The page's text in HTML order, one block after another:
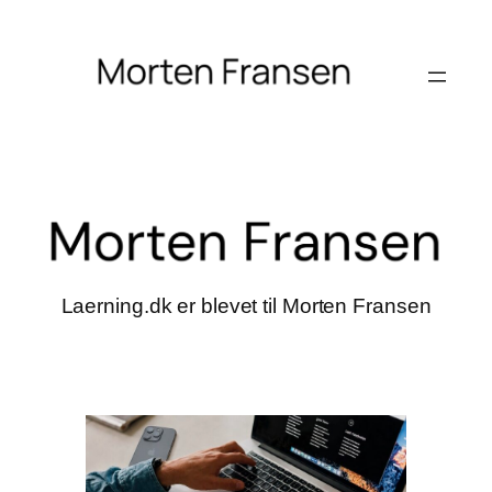
Laerning.dk er blevet til Morten Fransen